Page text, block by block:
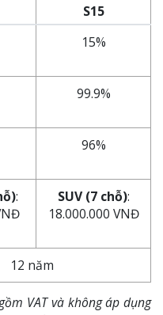
S15
15%
99.9%
96%
:
SUV (7 chỗ):
18.000.000 VNĐ
12 năm
VAT và không áp dụng